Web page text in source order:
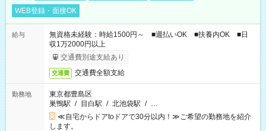
WEB登録・面接OK
給与
無資格未経験：時給1500円～ ■週払いOK ■扶養内OK ■日
収1万2000円以上
交通費別途支給あり
交通費 交通費全額支給
勤務地
東京都豊島区
巣鴨駅 / 目白駅 / 北池袋駅 / …
≪自宅からドアtoドアで30分以内！≫ご希望の勤務地を紹介
します。